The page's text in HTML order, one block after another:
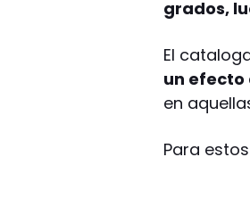
grados,
El
un efecto
en
Para